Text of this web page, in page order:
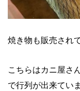
焼き物も販売され
こちらはカニ屋さ
で行列が出来てい